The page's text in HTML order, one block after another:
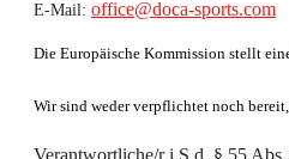
E-Mail: office@doca-sports.com
Die Europäische Kommission stellt
Wir sind weder verpflichtet noch
Verantwortliche/r i.S.d. § 55